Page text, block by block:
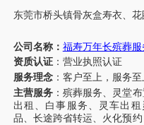
东莞市桥头镇骨灰盒寿衣、 花
公司名称： 福寿万年长殡葬服
资质认证：营业执照认证
服务理念：客户至上，服务至
主营服务 ：殡葬服务、灵堂
出租、白事服务、
灵车出
品、长途跨省转运、火化预